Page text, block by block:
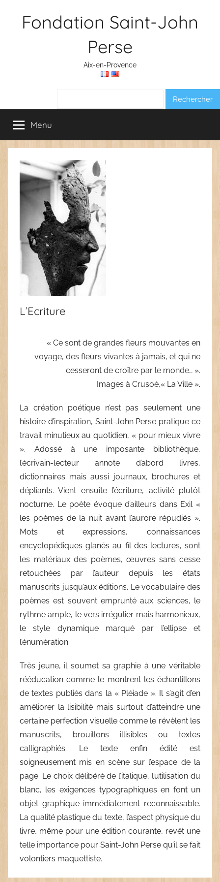
Fondation Saint-John
Perse
Aix-en-Provence
Menu
L’Ecriture
« Ce sont de grandes fleurs mouvantes en
voyage, des fleurs vivantes à jamais, et qui ne
cesseront de croître par le monde… ».
Images à Crusoé,« La Ville ».
La création poétique n’est pas seulement une
histoire d’inspiration, Saint-John Perse pratique ce
travail minutieux au quotidien, « pour mieux vivre
». Adossé à une imposante bibliothèque,
l’écrivain-lecteur annote d’abord livres,
dictionnaires mais aussi journaux, brochures et
dépliants. Vient ensuite l’écriture, activité plutôt
nocturne. Le poète évoque d’ailleurs dans Exil «
les poèmes de la nuit avant l’aurore répudiés ».
Mots et expressions, connaissances
encyclopédiques glanés au fil des lectures, sont
les matériaux des poèmes, œuvres sans cesse
retouchées par l’auteur depuis les états
manuscrits jusqu’aux éditions. Le vocabulaire des
poèmes est souvent emprunté aux sciences, le
rythme ample, le vers irrégulier mais harmonieux,
le style dynamique marqué par l’ellipse et
l’énumération.
Très jeune, il soumet sa graphie à une véritable
rééducation comme le montrent les échantillons
de textes publiés dans la « Pléiade ». Il s’agit d’en
améliorer la lisibilité mais surtout d’atteindre une
certaine perfection visuelle comme le révèlent les
manuscrits, brouillons illisibles ou textes
calligraphiés. Le texte enfin édité est
soigneusement mis en scène sur l’espace de la
page. Le choix délibéré de l’italique, l’utilisation du
blanc, les exigences typographiques en font un
objet graphique immédiatement reconnaissable.
La qualité plastique du texte, l’aspect physique du
livre, même pour une édition courante, revêt une
telle importance pour Saint-John Perse qu’il se fait
volontiers maquettiste.